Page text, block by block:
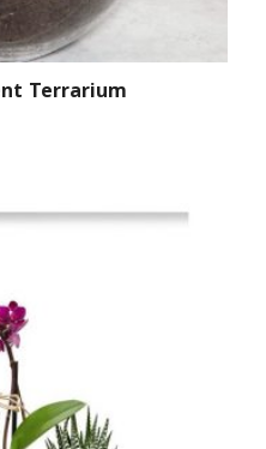
Terrarium